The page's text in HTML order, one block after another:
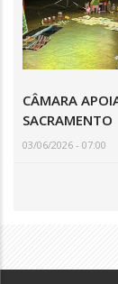
CÂMARA
SACRAMENTO
03/06/2026 - 07:00